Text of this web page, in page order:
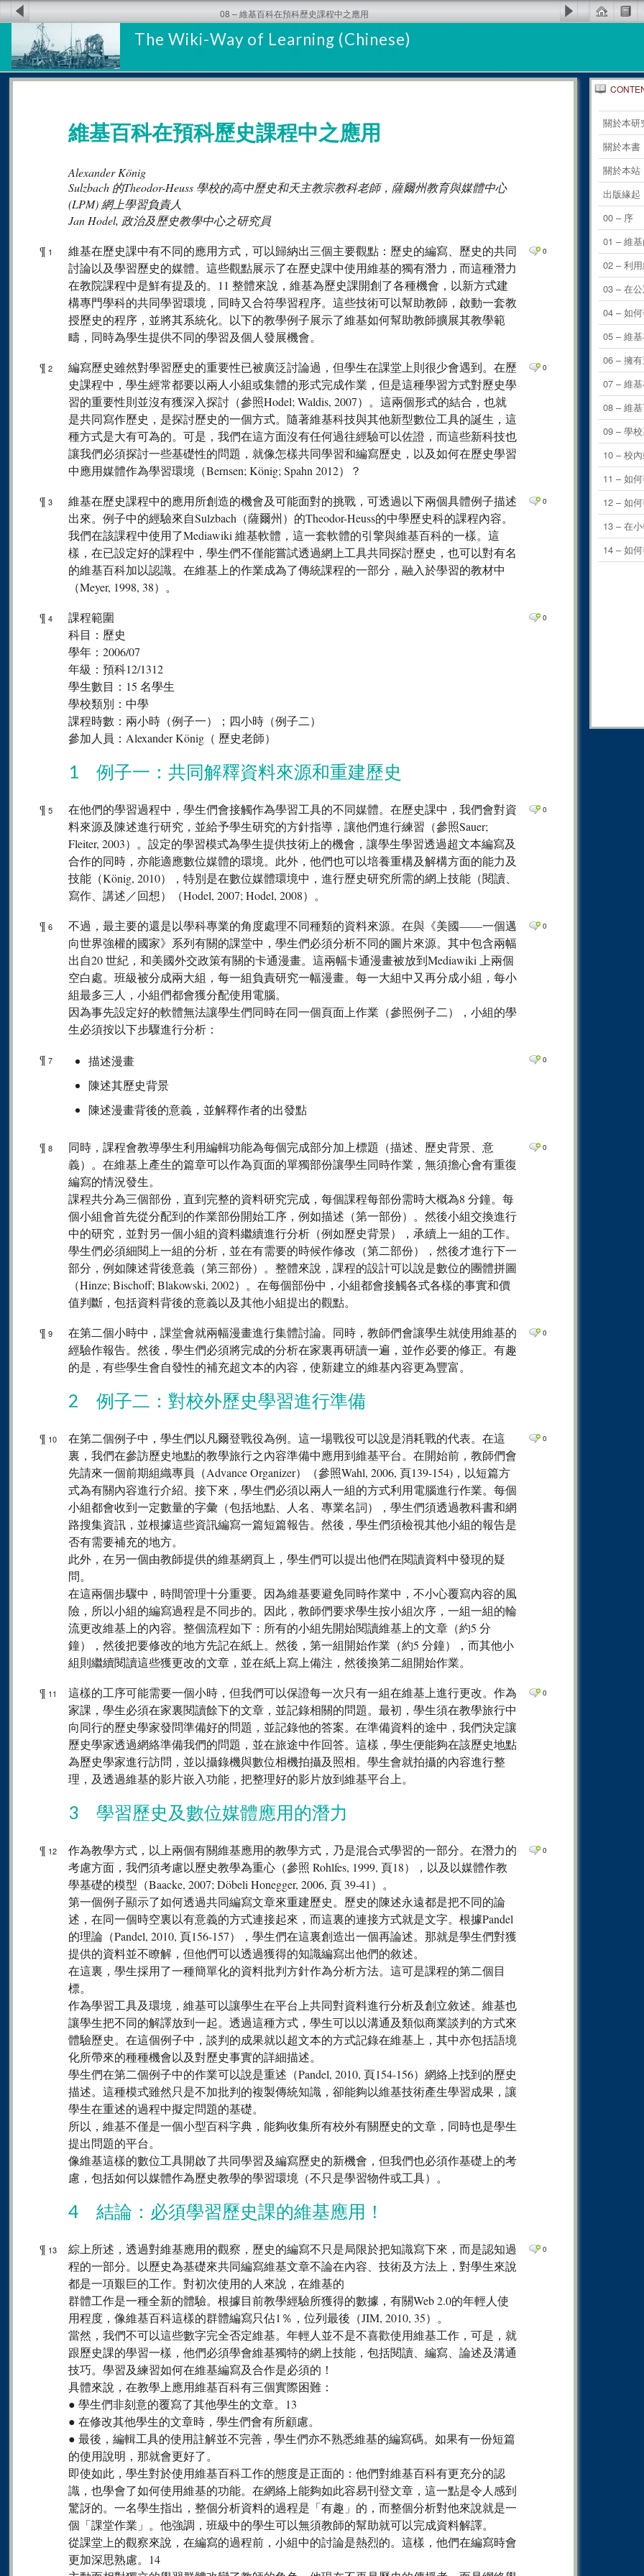
The Wiki-Way of Learning (Chinese)
08 – 維基百科在預科歷史課程中之應用
維基百科在預科歷史課程中之應用
Alexander König
Sulzbach 的Theodor-Heuss 學校的高中歷史和天主教宗教科老師，薩爾州教育與媒體中心
(LPM) 網上學習負責人
Jan Hodel, 政治及歷史教學中心之研究員
¶ 1 0
維基在歷史課中有不同的應用方式，可以歸納出三個主要觀點：歷史的編寫、歷史的共同
討論以及學習歷史的媒體。這些觀點展示了在歷史課中使用維基的獨有潛力，而這種潛力
在教院課程中是鮮有提及的。11 整體來說，維基為歷史課開創了各種機會，以新方式建
構專門學科的共同學習環境，同時又合符學習程序。這些技術可以幫助教師，啟動一套教
授歷史的程序，並將其系統化。以下的教學例子展示了維基如何幫助教師擴展其教學範
疇，同時為學生提供不同的學習及個人發展機會。
¶2 0
編寫歷史雖然對學習歷史的重要性已被廣泛討論過，但學生在課堂上則很少會遇到。在歷
史課程中，學生經常都要以兩人小組或集體的形式完成作業，但是這種學習方式對歷史學
習的重要性則並沒有獲深入探討（參照Hodel; Waldis, 2007）。這兩個形式的結合，也就
是共同寫作歷史，是探討歷史的一個方式。隨著維基科技與其他新型數位工具的誕生，這
種方式是大有可為的。可是，我們在這方面沒有任何過往經驗可以佐證，而這些新科技也
讓我們必須探討一些基礎性的問題，就像怎樣共同學習和編寫歷史，以及如何在歷史學習
中應用媒體作為學習環境（Bernsen; König; Spahn 2012）？
¶3 0
維基在歷史課程中的應用所創造的機會及可能面對的挑戰，可透過以下兩個具體例子描述
出來。例子中的經驗來自Sulzbach（薩爾州）的Theodor-Heuss的中學歷史科的課程內容。
我們在該課程中使用了Mediawiki 維基軟體，這一套軟體的引擎與維基百科的一樣。這
樣，在已設定好的課程中，學生們不僅能嘗試透過網上工具共同探討歷史，也可以對有名
的維基百科加以認識。在維基上的作業成為了傳統課程的一部分，融入於學習的教材中
（Meyer, 1998, 38）。
¶4 0
課程範圍
科目：歷史
學年：2006/07
年級：預科12/1312
學生數目：15 名學生
學校類別：中學
課程時數：兩小時（例子一）；四小時（例子二）
參加人員：Alexander König（ 歷史老師）
1 例子一：共同解釋資料來源和重建歷史
¶5 0
在他們的學習過程中，學生們會接觸作為學習工具的不同媒體。在歷史課中，我們會對資
料來源及陳述進行研究，並給予學生研究的方針指導，讓他們進行練習（參照Sauer;
Fleiter, 2003）。設定的學習模式為學生提供技術上的機會，讓學生學習透過超文本編寫及
合作的同時，亦能適應數位媒體的環境。此外，他們也可以培養重構及解構方面的能力及
技能（König, 2010），特別是在數位媒體環境中，進行歷史研究所需的網上技能（閱讀、
寫作、講述／回想）（Hodel, 2007; Hodel, 2008）。
¶6 0
不過，最主要的還是以學科專業的角度處理不同種類的資料來源。在與《美國——一個邁
向世界強權的國家》系列有關的課堂中，學生們必須分析不同的圖片來源。其中包含兩幅
出自20 世紀，和美國外交政策有關的卡通漫畫。這兩幅卡通漫畫被放到Mediawiki 上兩個
空白處。班級被分成兩大組，每一組負責研究一幅漫畫。每一大組中又再分成小組，每小
組最多三人，小組們都會獲分配使用電腦。
因為事先設定好的軟體無法讓學生們同時在同一個頁面上作業（參照例子二），小組的學
生必須按以下步驟進行分析：
¶7 0
描述漫畫
陳述其歷史背景
陳述漫畫背後的意義，並解釋作者的出發點
¶8 0
同時，課程會教導學生利用編輯功能為每個完成部分加上標題（描述、歷史背景、意
義）。在維基上產生的篇章可以作為頁面的單獨部份讓學生同時作業，無須擔心會有重復
編寫的情況發生。
課程共分為三個部份，直到完整的資料研究完成，每個課程每部份需時大概為8 分鐘。每
個小組會首先從分配到的作業部份開始工序，例如描述（第一部份）。然後小組交換進行
中的研究，並對另一個小組的資料繼續進行分析（例如歷史背景），承續上一組的工作。
學生們必須細閱上一組的分析，並在有需要的時候作修改（第二部份），然後才進行下一
部分，例如陳述背後意義（第三部份）。整體來說，課程的設計可以說是數位的團體拼圖
（Hinze; Bischoff; Blakowski, 2002）。在每個部份中，小組都會接觸各式各樣的事實和價
值判斷，包括資料背後的意義以及其他小組提出的觀點。
¶9 0
在第二個小時中，課堂會就兩幅漫畫進行集體討論。同時，教師們會讓學生就使用維基的
經驗作報告。然後，學生們必須將完成的分析在家裏再研讀一遍，並作必要的修正。有趣
的是，有些學生會自發性的補充超文本的內容，使新建立的維基內容更為豐富。
2 例子二：對校外歷史學習進行準備
¶ 10 0
在第二個例子中，學生們以凡爾登戰役為例。這一場戰役可以說是消耗戰的代表。在這
裏，我們在參訪歷史地點的教學旅行之內容準備中應用到維基平台。在開始前，教師們會
先請來一個前期組織專員（Advance Organizer）（參照Wahl, 2006, 頁139-154)，以短篇方
式為有關內容進行介紹。接下來，學生們必須以兩人一組的方式利用電腦進行作業。每個
小組都會收到一定數量的字彙（包括地點、人名、專業名詞），學生們須透過教科書和網
路搜集資訊，並根據這些資訊編寫一篇短篇報告。然後，學生們須檢視其他小組的報告是
否有需要補充的地方。
此外，在另一個由教師提供的維基網頁上，學生們可以提出他們在閱讀資料中發現的疑
問。
在這兩個步驟中，時間管理十分重要。因為維基要避免同時作業中，不小心覆寫內容的風
險，所以小組的編寫過程是不同步的。因此，教師們要求學生按小組次序，一組一組的輪
流更改維基上的內容。整個流程如下：所有的小組先開始閱讀維基上的文章（約5 分
鐘），然後把要修改的地方先記在紙上。然後，第一組開始作業（約5 分鐘），而其他小
組則繼續閱讀這些獲更改的文章，並在紙上寫上備注，然後換第二組開始作業。
¶ 11 0
這樣的工序可能需要一個小時，但我們可以保證每一次只有一組在維基上進行更改。作為
家課，學生必須在家裏閱讀餘下的文章，並記錄相關的問題。最初，學生須在教學旅行中
向同行的歷史學家發問準備好的問題，並記錄他的答案。在準備資料的途中，我們決定讓
歷史學家透過網絡準備我們的問題，並在旅途中作回答。這樣，學生便能夠在該歷史地點
為歷史學家進行訪問，並以攝錄機與數位相機拍攝及照相。學生會就拍攝的內容進行整
理，及透過維基的影片嵌入功能，把整理好的影片放到維基平台上。
3 學習歷史及數位媒體應用的潛力
¶ 12 0
作為教學方式，以上兩個有關維基應用的教學方式，乃是混合式學習的一部分。在潛力的
考慮方面，我們須考慮以歷史教學為重心（參照 Rohlfes, 1999, 頁18），以及以媒體作教
學基礎的模型（Baacke, 2007; Döbeli Honegger, 2006, 頁 39-41）。
第一個例子顯示了如何透過共同編寫文章來重建歷史。歷史的陳述永遠都是把不同的論
述，在同一個時空裏以有意義的方式連接起來，而這裏的連接方式就是文字。根據Pandel
的理論（Pandel, 2010, 頁156-157），學生們在這裏創造出一個再論述。那就是學生們對獲
提供的資料並不瞭解，但他們可以透過獲得的知識編寫出他們的敘述。
在這裏，學生採用了一種簡單化的資料批判方針作為分析方法。這可是課程的第二個目
標。
作為學習工具及環境，維基可以讓學生在平台上共同對資料進行分析及創立敘述。維基也
讓學生把不同的解譯放到一起。透過這種方式，學生可以以溝通及類似商業談判的方式來
體驗歷史。在這個例子中，談判的成果就以超文本的方式記錄在維基上，其中亦包括語境
化所帶來的種種機會以及對歷史事實的詳細描述。
學生們在第二個例子中的作業可以說是重述（Pandel, 2010, 頁154-156）網絡上找到的歷史
描述。這種模式雖然只是不加批判的複製傳統知識，卻能夠以維基技術產生學習成果，讓
學生在重述的過程中擬定問題的基礎。
所以，維基不僅是一個小型百科字典，能夠收集所有校外有關歷史的文章，同時也是學生
提出問題的平台。
像維基這樣的數位工具開啟了共同學習及編寫歷史的新機會，但我們也必須作基礎上的考
慮，包括如何以媒體作為歷史教學的學習環境（不只是學習物件或工具）。
4 結論：必須學習歷史課的維基應用！
¶ 13 0
綜上所述，透過對維基應用的觀察，歷史的編寫不只是局限於把知識寫下來，而是認知過
程的一部分。以歷史為基礎來共同編寫維基文章不論在內容、技術及方法上，對學生來說
都是一項艱巨的工作。對初次使用的人來說，在維基的
群體工作是一種全新的體驗。根據目前教學經驗所獲得的數據，有關Web 2.0的年輕人使
用程度，像維基百科這樣的群體編寫只佔1％，位列最後（JIM, 2010, 35）。
當然，我們不可以這些數字完全否定維基。年輕人並不是不喜歡使用維基工作，可是，就
跟歷史課的學習一樣，他們必須學會維基獨特的網上技能，包括閱讀、編寫、論述及溝通
技巧。學習及練習如何在維基編寫及合作是必須的！
具體來說，在教學上應用維基百科有三個實際困難：
● 學生們非刻意的覆寫了其他學生的文章。13
● 在修改其他學生的文章時，學生們會有所顧慮。
● 最後，編輯工具的使用註解並不完善，學生們亦不熟悉維基的編寫碼。如果有一份短篇
的使用說明，那就會更好了。
即使如此，學生對於使用維基百科工作的態度是正面的：他們對維基百科有更充分的認
識，也學會了如何使用維基的功能。在網絡上能夠如此容易刊登文章，這一點是令人感到
驚訝的。一名學生指出，整個分析資料的過程是「有趣」的，而整個分析對他來說就是一
個「課堂作業」。他強調，班級中的學生可以無須教師的幫助就可以完成資料解譯。
從課堂上的觀察來說，在編寫的過程前，小組中的討論是熱烈的。這樣，他們在編寫時會
更加深思熟慮。14
0
0
0
0
0
0
0
0
0
0
0
0
0
0
0
0
0
0
關於本研
關於本書
關於本站
出版緣起
00 – 序
01 – 維
02 – 利
03 – 在
04 – 如
05 – 維
06 – 擁
07 – 維
08 – 維
09 – 學
10 – 校
11 – 如
12 – 如
13 – 在
14 – 如